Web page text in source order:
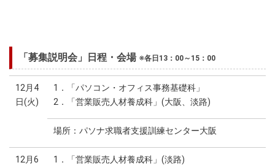
「募集説明会」日程・会場 ※各日13：00～15：00
12月4
日(火)
1．「パソコン・オフィス事務基礎科」
2．「営業販売人材養成科」(大阪、淡路)
場所：パソナ求職者支援訓練センター大阪
12月6
1．「営業販売人材養成科」(淡路)